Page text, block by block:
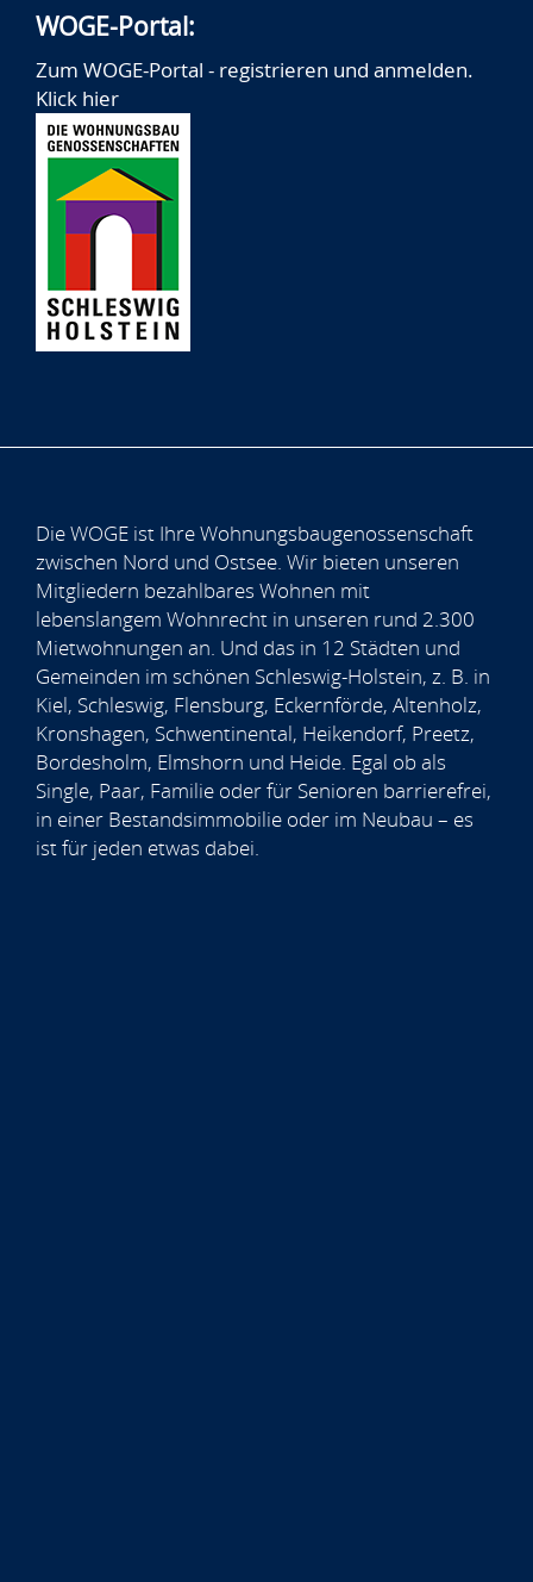
WOGE-Portal:
Zum WOGE-Portal - registrieren und anmelden.
Klick hier
Die WOGE ist Ihre Wohnungsbaugenossenschaft
zwischen Nord und Ostsee. Wir bieten unseren
Mitgliedern bezahlbares Wohnen mit
lebenslangem Wohnrecht in unseren rund 2.300
Mietwohnungen an. Und das in 12 Städten und
Gemeinden im schönen Schleswig-Holstein, z. B. in
Kiel, Schleswig, Flensburg, Eckernförde, Altenholz,
Kronshagen, Schwentinental, Heikendorf, Preetz,
Bordesholm, Elmshorn und Heide. Egal ob als
Single, Paar, Familie oder für Senioren barrierefrei,
in einer Bestandsimmobilie oder im Neubau – es
ist für jeden etwas dabei.